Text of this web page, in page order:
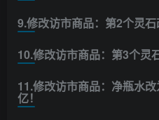
9.修改访市商品：第2个灵石
10.修改访市商品：第3个灵
11.修改访市商品：净瓶水
亿！